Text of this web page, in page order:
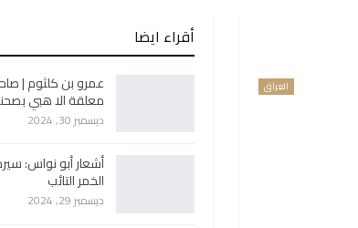
العراق
أقراء ايضا
عمرو بن كلثوم |
معلقة الا هبي
ديسمبر 30, 2024
أشعار أبو نواس:
الخمر التائب
ديسمبر 29, 2024